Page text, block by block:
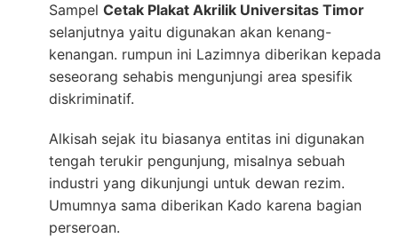
Sampel Cetak Plakat Akrilik Universitas Timor
selanjutnya yaitu digunakan akan kenang-
kenangan. rumpun ini Lazimnya diberikan kepada
seseorang sehabis mengunjungi area spesifik
diskriminatif.
Alkisah sejak itu biasanya entitas ini digunakan
tengah terukir pengunjung, misalnya sebuah
industri yang dikunjungi untuk dewan rezim.
Umumnya sama diberikan Kado karena bagian
perseroan.